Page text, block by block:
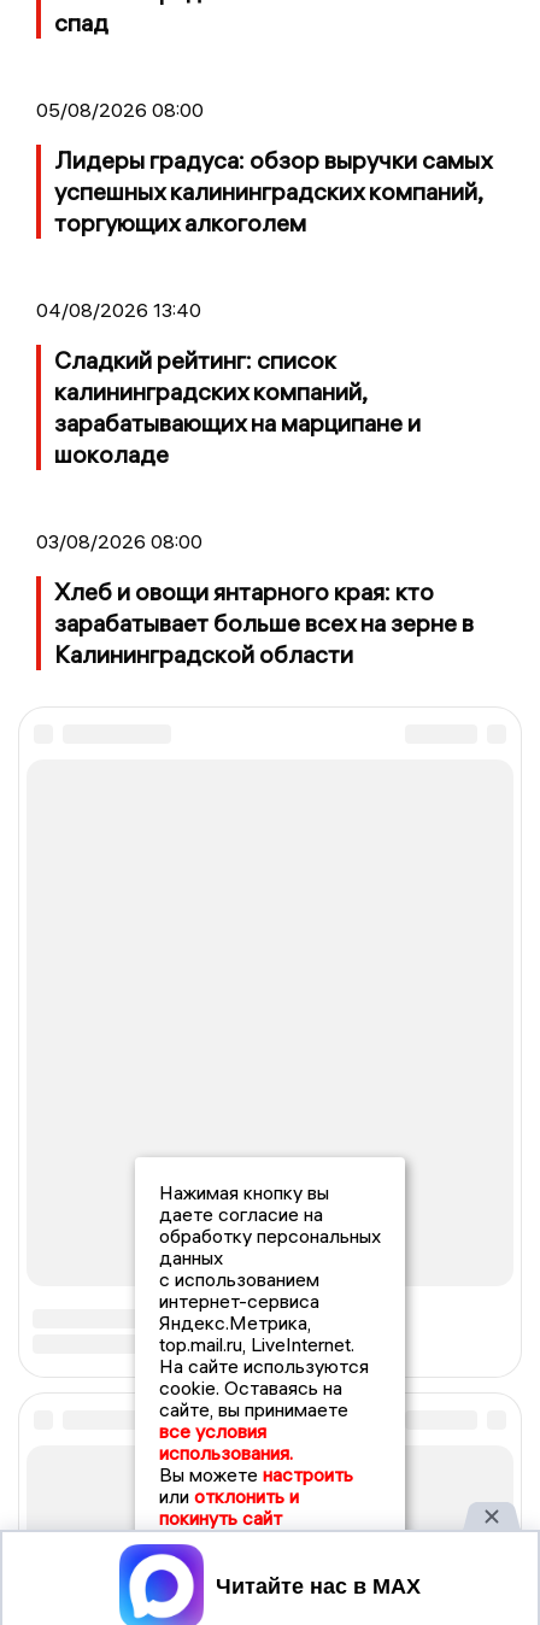
спад
05/08/2026 08:00
Лидеры градуса: обзор выручки самых
успешных калининградских компаний,
торгующих алкоголем
04/08/2026 13:40
Сладкий рейтинг: список
калининградских компаний,
зарабатывающих на марципане и
шоколаде
03/08/2026 08:00
Хлеб и овощи янтарного края: кто
зарабатывает больше всех на зерне в
Калининградской области
Нажимая кнопку вы
даете согласие на
обработку персональных
данных
с использованием
интернет-сервиса
Яндекс.Метрика,
top.mail.ru, LiveInternet.
На сайте используются
cookie. Оставаясь на
сайте, вы принимаете
все условия
использования.
Вы можете настроить
или отклонить и
покинуть сайт
Принять